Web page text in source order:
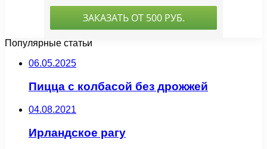
Популярные статьи
06.05.2025
Пицца с колбасой без дрожжей
04.08.2021
Ирландское рагу